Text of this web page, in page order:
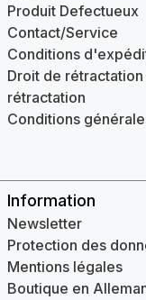
Produit Defectueux
Contact/Service
Conditions
Droit de
rétractation
Conditions
Information
Newsletter
Protection des
Mentions légales
Boutique en